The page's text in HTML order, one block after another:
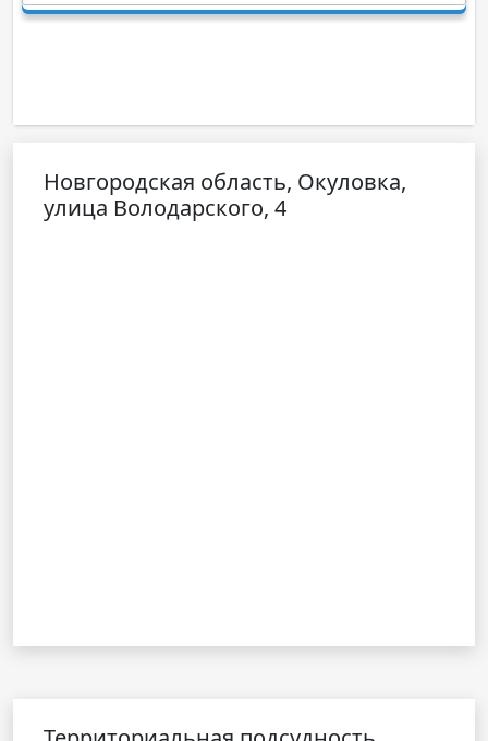
Новгородская область, Окуловка,
улица Володарского, 4